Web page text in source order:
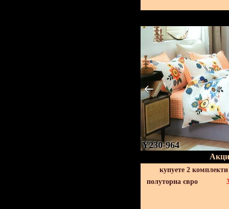
Y230-964
купуете 2
полуторна євро